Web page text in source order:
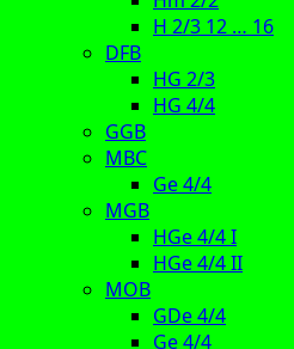
H 2/3 12 … 16
DFB
HG 2/3
HG 4/4
GGB
MBC
Ge 4/4
MGB
HGe 4/4 I
HGe 4/4 II
MOB
GDe 4/4
Ge 4/4